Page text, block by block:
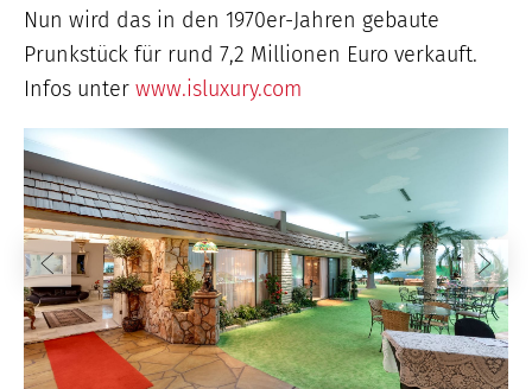
Nun wird das in den 1970er-Jahren gebaute
Prunkstück für rund 7,2 Millionen Euro verkauft.
Infos unter www.isluxury.com